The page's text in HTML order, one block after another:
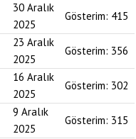
30 Aralık
2025
Gösterim: 415
23 Aralık
2025
Gösterim: 356
16 Aralık
2025
Gösterim: 302
9 Aralık
2025
Gösterim: 315